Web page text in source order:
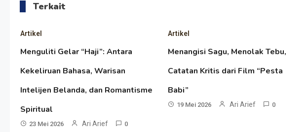
Terkait
Artikel
Menguliti Gelar “Haji”: Antara
Kekeliruan Bahasa, Warisan
Intelijen Belanda, dan Romantisme
Spiritual
23 Mei 2026 Ari Arief 0
Artikel
Menangisi Sagu, Menolak Tebu,
Catatan Kritis dari Film “Pesta
Babi”
19 Mei 2026 Ari Arief 0